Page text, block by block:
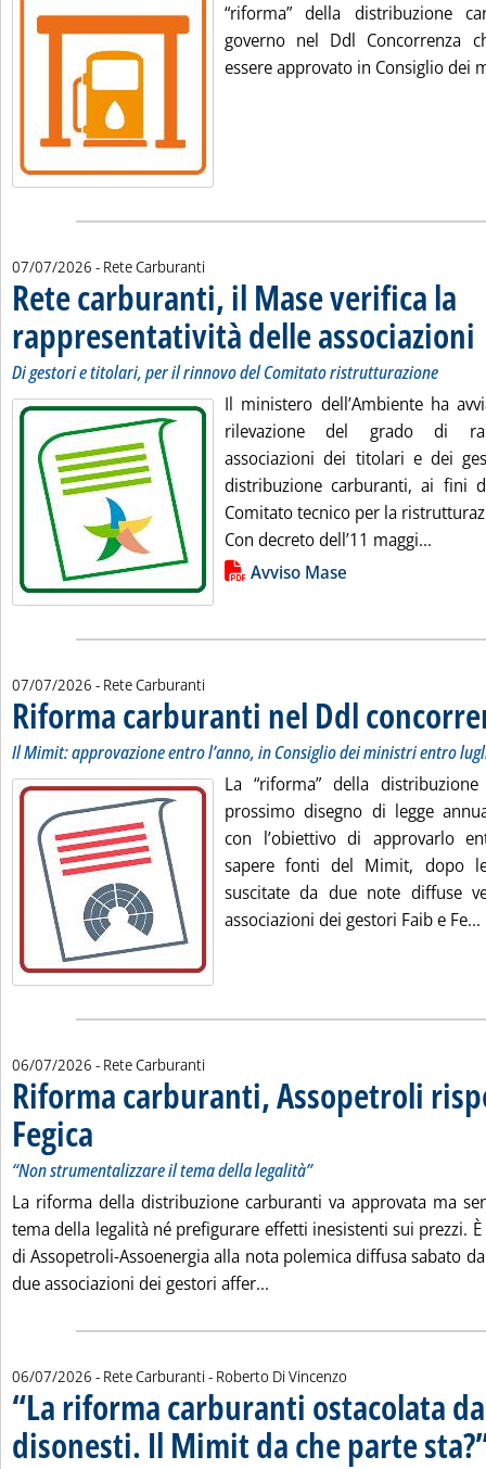
“riforma” della distribuzione
governo nel Ddl Concorrenza
essere approvato in Consiglio dei
07/07/2026 - Rete Carburanti
Rete carburanti, il Mase verifica la
rappresentatività delle associazioni
Di gestori e titolari, per il rinnovo del Comitato ristrutturazione
Il ministero dell’Ambiente ha
rilevazione del grado di
associazioni dei titolari e dei
distribuzione carburanti, ai fini
Comitato tecnico per la
Con decreto dell’11 maggi...
Lista allegati PDF alla notizia
Avviso Mase
07/07/2026 - Rete Carburanti
Riforma carburanti nel Ddl
Il Mimit: approvazione entro l’anno, in Consiglio dei ministri entro
La “riforma” della
prossimo disegno di legge
con l’obiettivo di approvarlo
sapere fonti del Mimit, dopo
suscitate da due note diffuse
associazioni dei gestori Faib e Fe...
06/07/2026 - Rete Carburanti
Riforma carburanti, Assopetroli
Fegica . Sottotitolo: “Non strumentalizzare il tema della legalità”
“Non strumentalizzare il tema della legalità”
La riforma della distribuzione carburanti va approvata ma
tema della legalità né prefigurare effetti inesistenti sui prezzi.
di Assopetroli-Assoenergia alla nota polemica diffusa sabato
due associazioni dei gestori affer...
06/07/2026 - Rete Carburanti - di:
Roberto Di Vincenzo
“La riforma carburanti ostacolata
disonesti. Il Mimit da che parte